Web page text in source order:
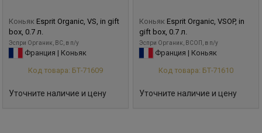
Коньяк Esprit Organic, VS, in gift
box, 0.7 л.
Эспри Органик, ВС, в п/у
Франция | Коньяк
Код товара: БТ-71609
Уточните наличие и цену
Коньяк Esprit Organic, VSOP, in
gift box, 0.7 л.
Эспри Органик, ВСОП, в п/у
Франция | Коньяк
Код товара: БТ-71610
Уточните наличие и цену